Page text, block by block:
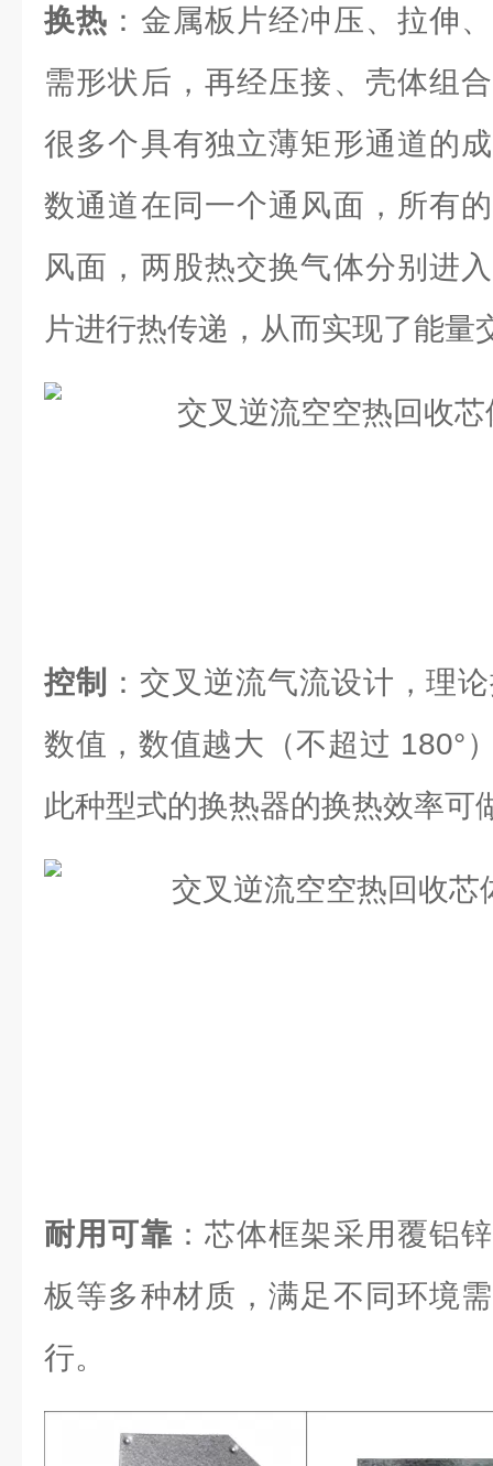
换热 ：金属板片经冲压、拉伸
需形状后，再经压接、壳体组
很多个具有独立薄矩形通道的
数通道在同一个通风面，所有
风面，两股热交换气体分别进
片进行热传递，从而实现了能量
控制
：交叉逆流气流设计，理
数值，数值越大（不超过 180°
此种型式的换热器的换热效率可
耐用可靠 ：芯体框架采用覆铝
板等多种材质，满足不同环境
行。